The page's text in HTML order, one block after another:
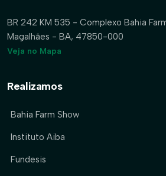
BR 242 KM 535 - Complexo Bahia
Magalhães - BA, 47850-000
Veja no Mapa
Realizamos
Bahia Farm Show
Instituto Aiba
Fundesis